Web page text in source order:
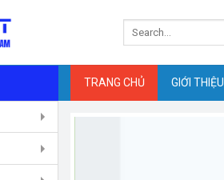
TRANG CHỦ GIỚI THIỆU